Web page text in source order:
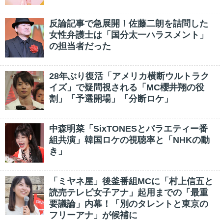
反論記事で急展開！佐藤二朗を詰問した
女性弁護士は「国分太一ハラスメント」
の担当者だった
28年ぶり復活「アメリカ横断ウルトラク
イズ」で疑問視される「MC櫻井翔の役
割」「予選開場」「分断ロケ」
中森明菜「SixTONESとバラエティー番
組共演」韓国ロケの視聴率と「NHKの動
き」
「ミヤネ屋」後釜番組MCに「村上信五と
読売テレビ女子アナ」起用までの「最重
要議論」内幕！「別のタレントと東京の
フリーアナ」が候補に